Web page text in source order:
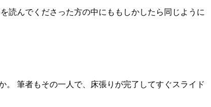
読んでくださった方の中にももしかしたら同じように
筆者もその一人で、床張りが完了してすぐスライド